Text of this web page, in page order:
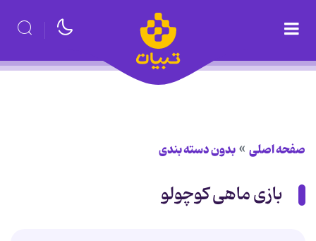
صفحه اصلی بدون دسته بندی
بازی ماهی کوچولو